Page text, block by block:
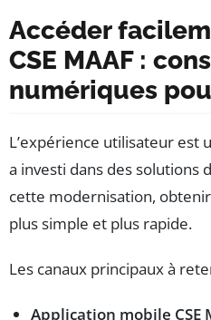
Accéder
CSE MAAF :
numériques
L’expérience utilisateur est
a investi dans des solutions
cette modernisation,
plus simple et plus rapide.
Les canaux principaux à
Application mobile CSE